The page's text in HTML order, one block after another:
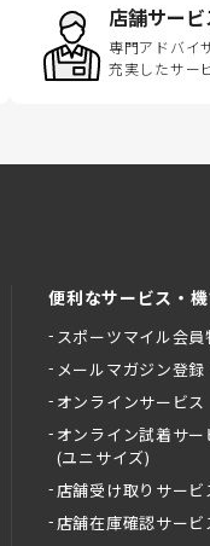
店舗サービ
専門アドバイ
充実したサー
便利なサービス・
スポーツマイル会員
メールマガジン登録
オンラインサービス
オンライン試着サー
(ユニサイズ)
店舗受け取りサービ
店舗在庫確認サービ